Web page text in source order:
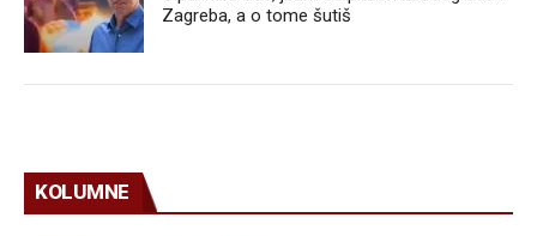
Zagreba, a o tome šutiš
KOLUMNE